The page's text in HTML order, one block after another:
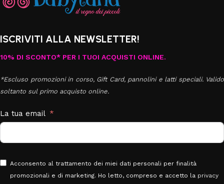
ISCRIVITI ALLA NEWSLETTER!
10% DI SCONTO* PER I TUOI ACQUISTI ONLINE.
*Escluso promozioni in corso, Gift Card, pannolini e latti speciali. Valido
soltanto sul primo acquisto online.
La tua email
Acconsento al trattamento dei miei dati personali per finalità
promozionali e di marketing. Ho letto, compreso e accetto la privacy